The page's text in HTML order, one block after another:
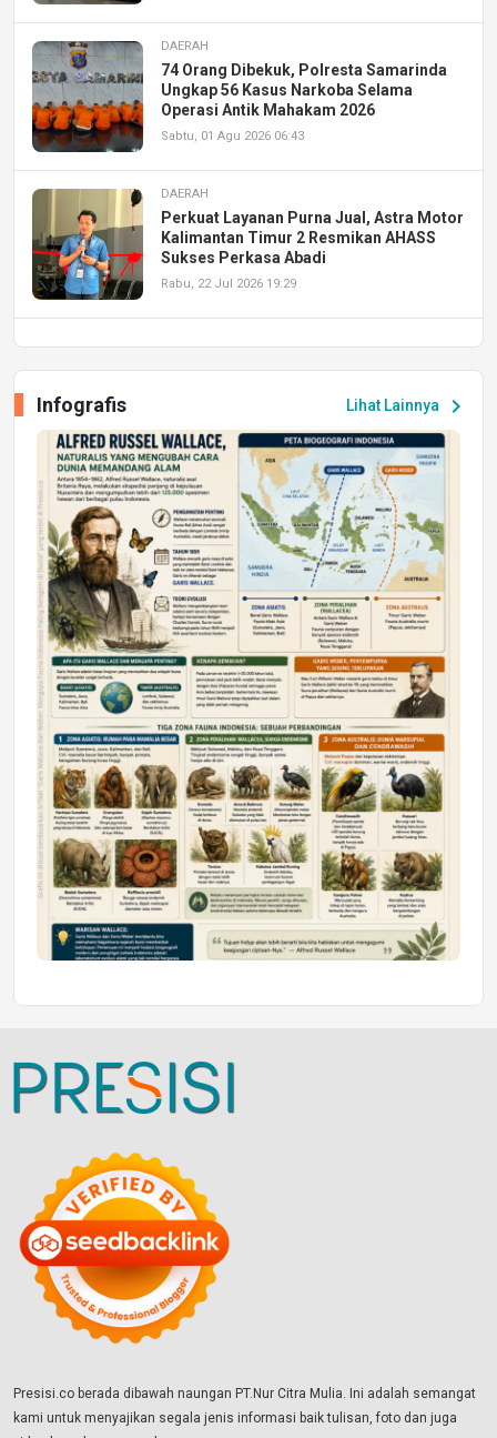
DAERAH
74 Orang Dibekuk, Polresta Samarinda
Ungkap 56 Kasus Narkoba Selama
Operasi Antik Mahakam 2026
Sabtu, 01 Agu 2026 06:43
DAERAH
Perkuat Layanan Purna Jual, Astra Motor
Kalimantan Timur 2 Resmikan AHASS
Sukses Perkasa Abadi
Rabu, 22 Jul 2026 19:29
Peluang Kerja dan Magang
Jumat, 17 Jul 2026 22:30
DAERAH
Astra Motor Kalimantan Timur 2 Dukung
Mahasiswa Samarinda dalam Astra
Honda SDGs Future Leaders 2026
Jumat, 10 Jul 2026 19:01
Lihat Lainnya chevron_right
Infografis
Presisi.co berada dibawah naungan PT.Nur Citra Mulia. Ini adalah semangat
kami untuk menyajikan segala jenis informasi baik tulisan, foto dan juga